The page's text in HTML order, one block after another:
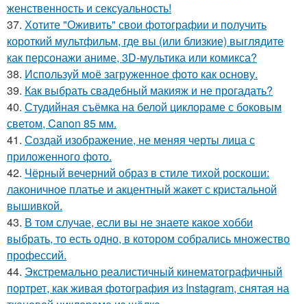
женственность и сексуальность!
37. Хотите "Оживить" свои фотографии и получить
короткий мультфильм, где вы (или близкие) выглядите
как персонажи аниме, 3D-мультика или комикса?
38. Используй моё загруженное фото как основу.
39. Как выбрать свадебный макияж и не прогадать?
40. Студийная съёмка на белой циклораме с боковым
светом, Canon 85 мм.
41. Создай изображение, не меняя черты лица с
приложенного фото.
42. Чёрный вечерний образ в стиле тихой роскоши:
лаконичное платье и акцентный жакет с кристальной
вышивкой.
43. В том случае, если вы не знаете какое хобби
выбрать, то есть одно, в котором собрались множество
профессий.
44. Экстремально реалистичный кинематографичный
портрет, как живая фотография из Instagram, снятая на